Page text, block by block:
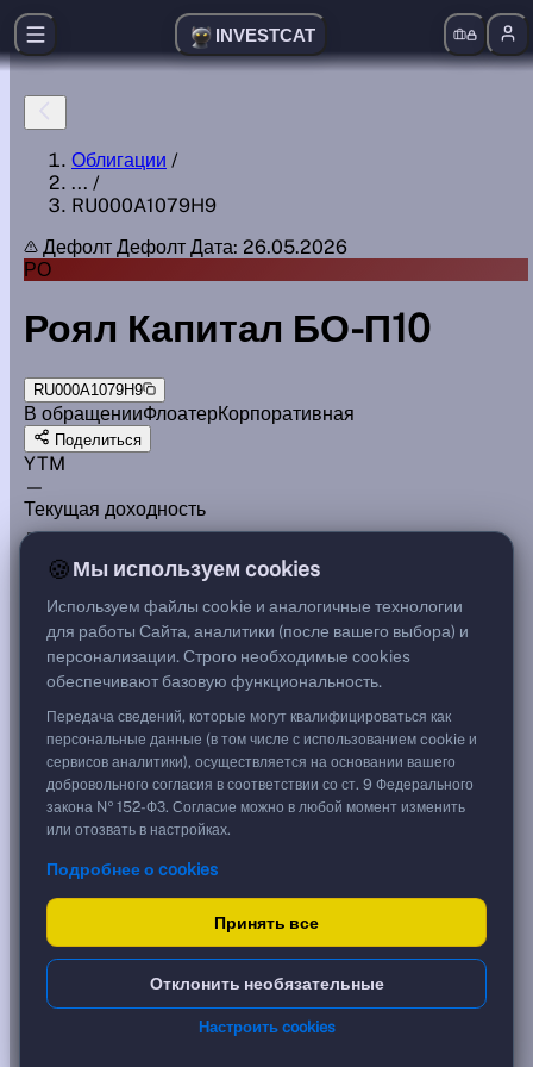
INVESTCAT
Облигации /
... /
RU000A1079H9
Дефолт Дефолт Дата: 26.05.2026
РО
Роял Капитал БО-П10
RU000A1079H9
В обращенииФлоатерКорпоративная
Поделиться
YTM
—
Текущая доходность
—
G спред
Цена
Срок, лет
0,29
Дюрация, лет
Рейтинг
Тип
Корпоративная
Флоатер
Доходность и цена
YTM от Мосбиржи
Реальная доходность (с инфляцией)
?
***
Срок обращения, лет
?
0.29
Ближайшая дата
24.11.2026
Спред к кривой Свенсона
🍪Мы используем cookies
Используем файлы cookie и аналогичные технологии
для работы Сайта, аналитики (после вашего выбора) и
персонализации. Строго необходимые cookies
обеспечивают базовую функциональность.
Передача сведений, которые могут квалифицироваться как
персональные данные (в том числе с использованием cookie и
сервисов аналитики), осуществляется на основании вашего
добровольного согласия в соответствии со ст. 9 Федерального
закона № 152-ФЗ. Согласие можно в любой момент изменить
или отозвать в настройках.
Подробнее о cookies
Принять все
Отклонить необязательные
Настроить cookies